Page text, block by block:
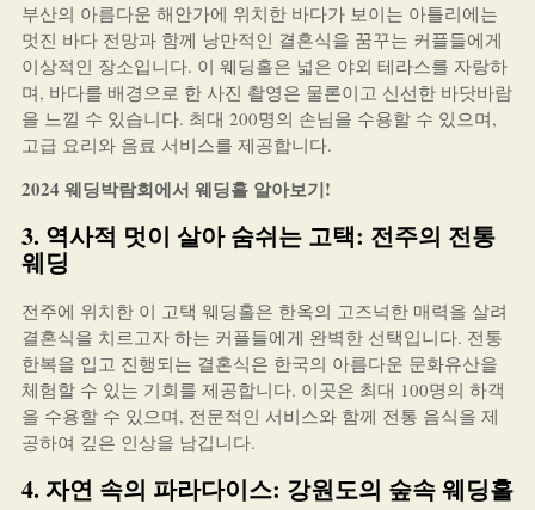
부산의 아름다운 해안가에 위치한 바다가 보이는 아틀리에는
멋진 바다 전망과 함께 낭만적인 결혼식을 꿈꾸는 커플들에게
이상적인 장소입니다. 이 웨딩홀은 넓은 야외 테라스를 자랑하
며, 바다를 배경으로 한 사진 촬영은 물론이고 신선한 바닷바람
을 느낄 수 있습니다. 최대 200명의 손님을 수용할 수 있으며,
고급 요리와 음료 서비스를 제공합니다.
2024 웨딩박람회에서 웨딩홀 알아보기!
3. 역사적 멋이 살아 숨쉬는 고택: 전주의 전통
웨딩
전주에 위치한 이 고택 웨딩홀은 한옥의 고즈넉한 매력을 살려
결혼식을 치르고자 하는 커플들에게 완벽한 선택입니다. 전통
한복을 입고 진행되는 결혼식은 한국의 아름다운 문화유산을
체험할 수 있는 기회를 제공합니다. 이곳은 최대 100명의 하객
을 수용할 수 있으며, 전문적인 서비스와 함께 전통 음식을 제
공하여 깊은 인상을 남깁니다.
4. 자연 속의 파라다이스: 강원도의 숲속 웨딩홀